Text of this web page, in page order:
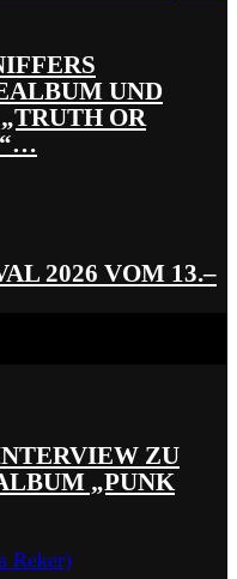
UND
OR
2026 VOM 13.–
ZU
„PUNK